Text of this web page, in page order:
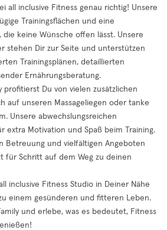
all inclusive Fitness genau richtig! Unsere
Trainingsflächen und eine
die keine Wünsche offen lässt. Unsere
stehen Dir zur Seite und unterstützen
Trainingsplänen, detaillierten
Ernährungsberatung.
profitierst Du von vielen zusätzlichen
auf unseren Massageliegen oder tanke
Unsere abwechslungsreichen
extra Motivation und Spaß beim Training.
Betreuung und vielfältigen Angeboten
für Schritt auf dem Weg zu deinen
inclusive Fitness Studio in Deiner Nähe
einem gesünderen und fitteren Leben.
und erlebe, was es bedeutet, Fitness